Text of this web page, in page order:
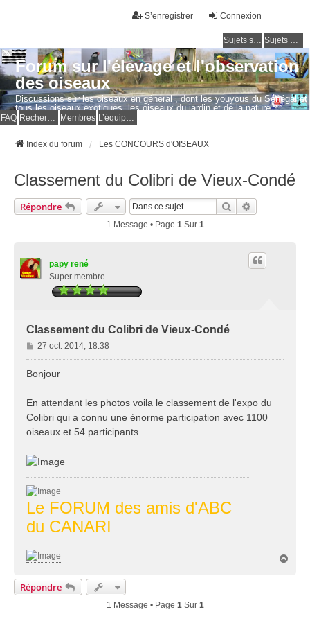
Connexion
S’enregistrer
Sujets sans réponse Sujets actifs
Forum sur l'élevage et l'observation
des oiseaux
Discussions sur les oiseaux en général , dont les youyous du Sénégal et
tous les oiseaux exotiques, les oiseaux du jardin et de la nature.
Questions, photos, expériences.
FAQ Membres
Index du forum Les CONCOURS d'OISEAUX
Classement du Colibri de Vieux-Condé
Répondre Rechercher
1 Message • Page 1 Sur 1
papy rené
Super membre
Classement du Colibri de Vieux-Condé
M
e
s
g
e
27 oct. 2014, 18:38
Bonjour
En attendant les photos voila le classement de l'expo du
Colibri qui a connu une énorme participation avec 1100
oiseaux et 54 participants
Le FORUM des amis d'ABC
du CANARI
Répondre
1 Message • Page 1Sur 1